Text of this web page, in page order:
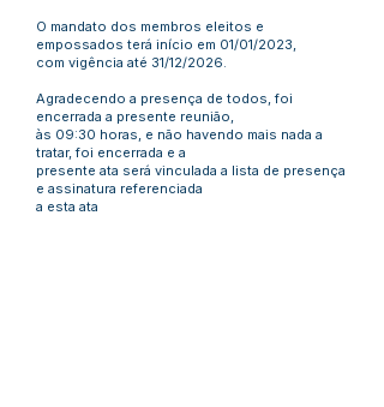
O mandato dos membros eleitos e
empossados terá início em 01/01/2023,
com vigência até 31/12/2026.
Agradecendo a presença de todos, foi
encerrada a presente reunião,
às 09:30 horas, e não havendo mais nada a
tratar, foi encerrada e a
presente ata será vinculada a lista de presença
e assinatura referenciada
a esta ata